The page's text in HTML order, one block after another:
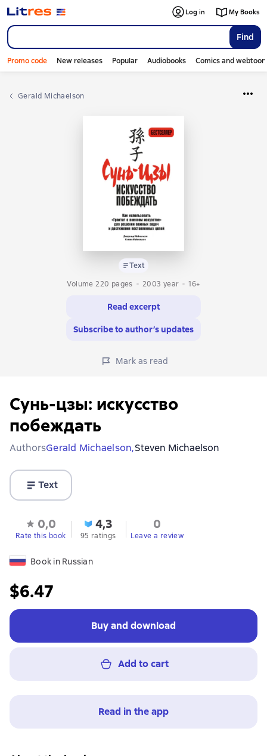
Find
Log in My Books
Promo code New releases Popular Audiobooks Comics and
Gerald Michaelson
Text
Volume 220 pages
2003 year 16+
Read excerpt
Subscribe to author’s updates
Mark as read
Сунь-цзы: искусство
побеждать
AuthorsGerald Michaelson,Steven Michaelson
Text
0,0
Rate this book
4,3
95 ratings
0
Leave a review
Book in Russian
$6.47
Buy and download
Add to cart
Read in the app